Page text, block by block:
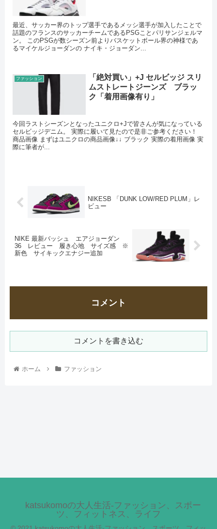
最近、サッカー界のトップ選手であるメッシ選手が加入したことで
話題のフランスのサッカーチームであるPSGことパリサンジェルマ
ン。 このPSGが数シーズン前よりバスケットボール界の神様であ
るマイケルジョーダンの ナイキ・ジョーダン...
ファッション
「絶対買い」+J セルビッジ スリ
ムストレートジーンズ ブラッ
ク「着用画像有り」
今回ラストシーズンとなったユニクロ+Jで皆さんが気になっている
セルビッジデニム。 実際に履いて見たので是非ご参考ください！
商品画像 まずはユニクロの商品画像↓↓ ブラック 実際の着用画像 実
際に筆者が...
NIKESB 「DUNK LOW/RED PLUM」レ
ビュー
NIKE 最新バッシュ エアジョーダン
36 レビュー 履き心地 サイズ感 ※
新色 サイキックエナジー追加
コメント
コメントを書き込む
ホーム ファッション
katsukomoの大人生活-ファッション、スポー
ツ、フィットネス、ライフ